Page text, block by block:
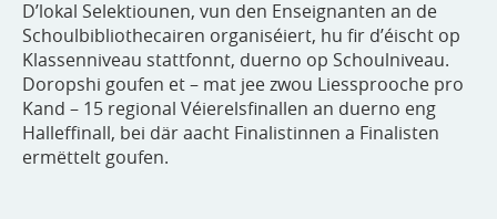
D’lokal Selektiounen, vun den Enseignanten an de
Schoulbibliothecairen organiséiert, hu fir d’éischt op
Klassenniveau stattfonnt, duerno op Schoulniveau.
Doropshi goufen et – mat jee zwou Liessprooche pro
Kand – 15 regional Véierelsfinallen an duerno eng
Halleffinall, bei där aacht Finalistinnen a Finalisten
ermëttelt goufen.